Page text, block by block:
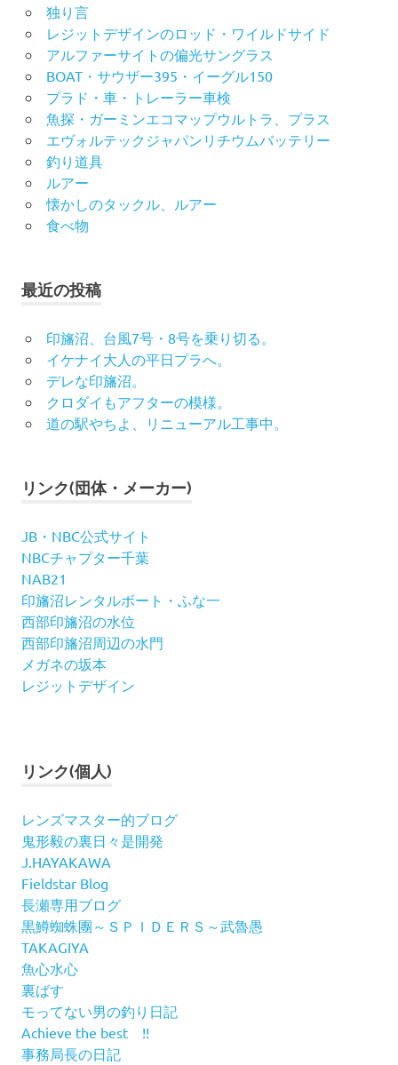
独り言
レジットデザインのロッド・ワイルドサイド
アルファーサイトの偏光サングラス
BOAT・サウザー395・イーグル150
プラド・車・トレーラー車検
魚探・ガーミンエコマップウルトラ、プラス
エヴォルテックジャパンリチウムバッテリー
釣り道具
ルアー
懐かしのタックル、ルアー
食べ物
最近の投稿
印旛沼、台風7号・8号を乗り切る。
イケナイ大人の平日プラへ。
デレな印旛沼。
クロダイもアフターの模様。
道の駅やちよ、リニューアル工事中。
リンク(団体・メーカー)
JB・NBC公式サイト
NBCチャプター千葉
NAB21
印旛沼レンタルボート・ふな一
西部印旛沼の水位
西部印旛沼周辺の水門
メガネの坂本
レジットデザイン
リンク(個人)
レンズマスター的ブログ
鬼形毅の裏日々是開発
J.HAYAKAWA
Fieldstar Blog
長瀬専用ブログ
黒鱒蜘蛛團～ＳＰＩＤＥＲＳ～武魯愚
TAKAGIYA
魚心水心
裏ばす
モってない男の釣り日記
Achieve the best !!
事務局長の日記